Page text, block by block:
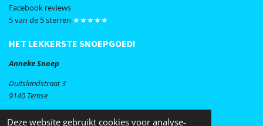
Deze website gebruikt cookies voor analyse-
Facebook reviews
5 van de 5 sterren ★★★★★
HET LEKKERSTE SNOEPGOED!
Anneke Snoep
Duitslandstraat 3
9140 Temse